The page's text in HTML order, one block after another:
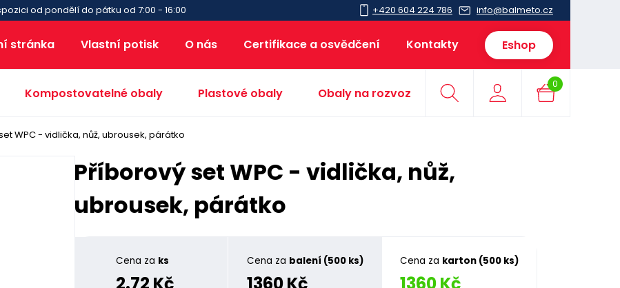
od pondělí do pátku od 7:00 - 16:00 +420 604 224 786 info@balmeto.cz
stránka Vlastní potisk O nás Certifikace a osvědčení Kontakty Eshop
Kompostovatelné obaly Plastové obaly Obaly na rozvoz
0
WPC - vidlička, nůž, ubrousek, párátko
Příborový set WPC - vidlička, nůž,
ubrousek, párátko
Cena za ks Cena za balení (500 ks) Cena za karton (500 ks)